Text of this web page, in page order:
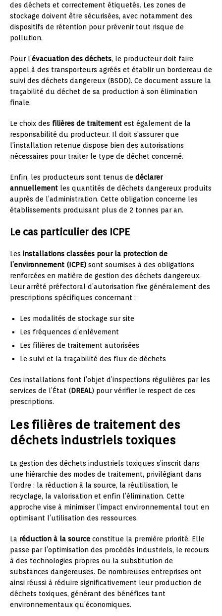
des déchets et correctement étiquetés. Les zones de
stockage doivent être sécurisées, avec notamment des
dispositifs de rétention pour prévenir tout risque de
pollution.
Pour l’évacuation des déchets, le producteur doit faire
appel à des transporteurs agréés et établir un bordereau de
suivi des déchets dangereux (BSDD). Ce document assure la
traçabilité du déchet de sa production à son élimination
finale.
Le choix des filières de traitement est également de la
responsabilité du producteur. Il doit s’assurer que
l’installation retenue dispose bien des autorisations
nécessaires pour traiter le type de déchet concerné.
Enfin, les producteurs sont tenus de déclarer
annuellement les quantités de déchets dangereux produits
auprès de l’administration. Cette obligation concerne les
établissements produisant plus de 2 tonnes par an.
Le cas particulier des ICPE
Les installations classées pour la protection de
l’environnement (ICPE) sont soumises à des obligations
renforcées en matière de gestion des déchets dangereux.
Leur arrêté préfectoral d’autorisation fixe généralement des
prescriptions spécifiques concernant :
Les modalités de stockage sur site
Les fréquences d’enlèvement
Les filières de traitement autorisées
Le suivi et la traçabilité des flux de déchets
Ces installations font l’objet d’inspections régulières par les
services de l’État (DREAL) pour vérifier le respect de ces
prescriptions.
Les filières de traitement des
déchets industriels toxiques
La gestion des déchets industriels toxiques s’inscrit dans
une hiérarchie des modes de traitement, privilégiant dans
l’ordre : la réduction à la source, la réutilisation, le
recyclage, la valorisation et enfin l’élimination. Cette
approche vise à minimiser l’impact environnemental tout en
optimisant l’utilisation des ressources.
La réduction à la source constitue la première priorité. Elle
passe par l’optimisation des procédés industriels, le recours
à des technologies propres ou la substitution de
substances dangereuses. De nombreuses entreprises ont
ainsi réussi à réduire significativement leur production de
déchets toxiques, générant des bénéfices tant
environnementaux qu’économiques.